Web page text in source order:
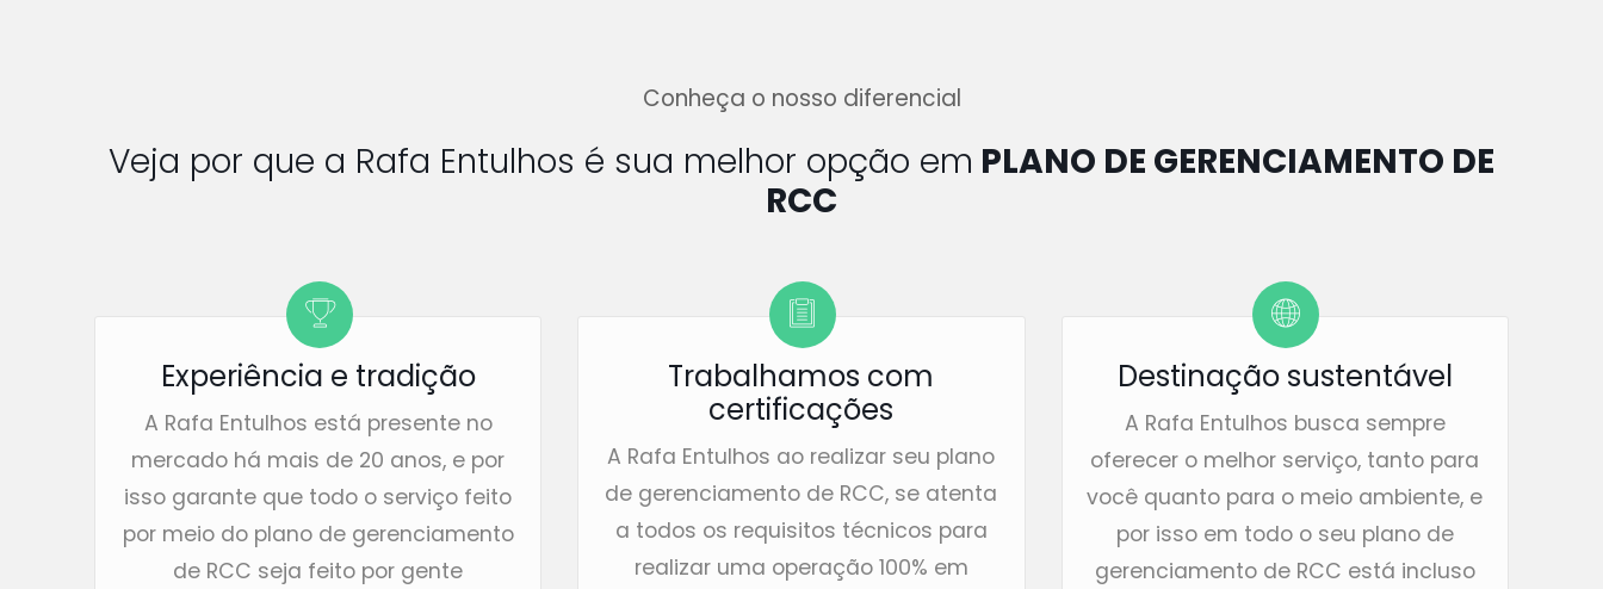
Conheça o nosso diferencial
Veja por que a Rafa Entulhos é sua melhor opção em PLANO DE GERENCIAMENTO DE
RCC
Experiência e tradição
A Rafa Entulhos está presente no
mercado há mais de 20 anos, e por
isso garante que todo o serviço feito
por meio do plano de gerenciamento
de RCC seja feito por gente
Trabalhamos com
certificações
A Rafa Entulhos ao realizar seu plano
de gerenciamento de RCC, se atenta
a todos os requisitos técnicos para
realizar uma operação 100% em
Destinação sustentável
A Rafa Entulhos busca sempre
oferecer o melhor serviço, tanto para
você quanto para o meio ambiente, e
por isso em todo o seu plano de
gerenciamento de RCC está incluso